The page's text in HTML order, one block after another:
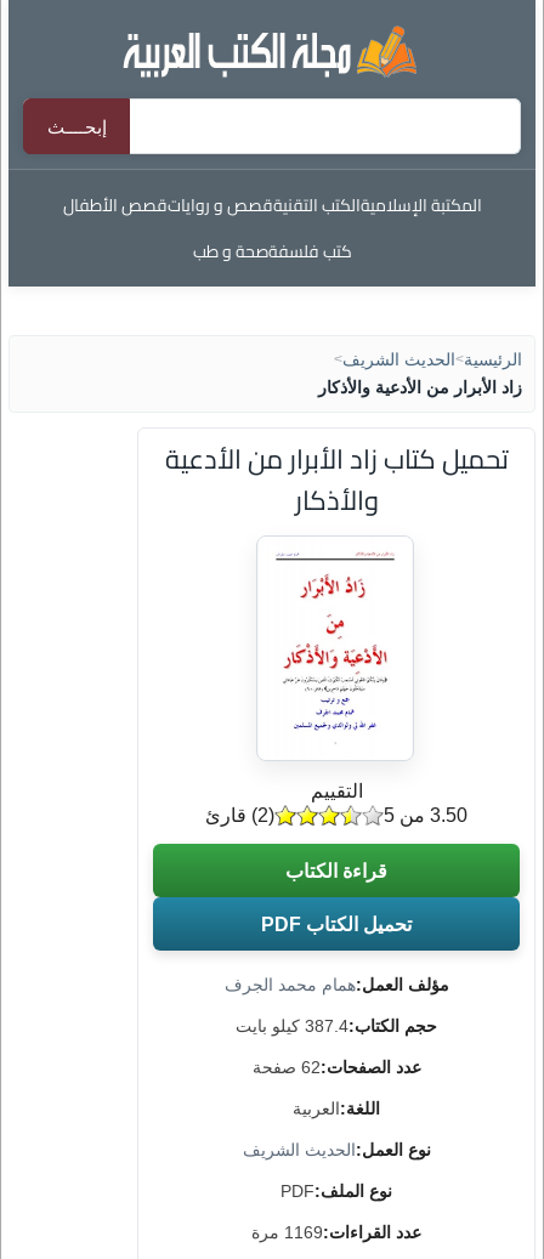
المكتبة الإسلاميةالكتب التقنيةقصص و رواياتقصص الأطفال
كتب فلسفةصحة و طب
الرئيسية> الحديث الشريف>
زاد الأبرار من الأدعية والأذكار
تحميل كتاب زاد الأبرار من الأدعية
والأذكار
مؤلف العمل:همام محمد الجرف
حجم الكتاب:387.4 كيلو بايت
عدد الصفحات:62 صفحة
اللغة:العربية
نوع العمل:الحديث الشريف
نوع الملف:PDF
عدد القراءات:1169 مرة
التقييم
(
2) قارئ 3.50 من 5
قراءة الكتاب
تحميل الكتاب PDF